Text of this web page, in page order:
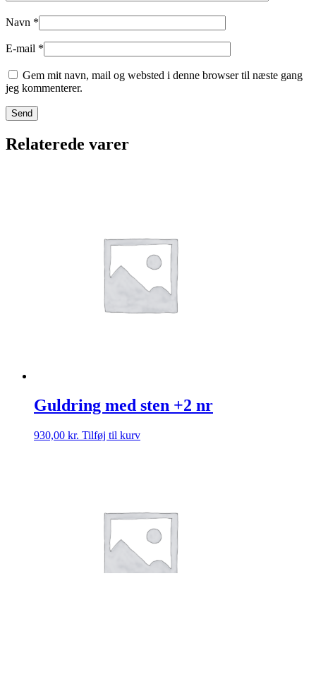
Navn *
E-mail *
Gem mit navn, mail og websted i denne browser til næste gang
jeg kommenterer.
Relaterede varer
Guldring med sten +2 nr
930,00 kr. Tilføj til kurv